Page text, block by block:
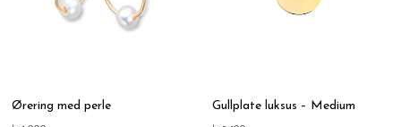
Ørering med perle Gullplate luksus – Medium